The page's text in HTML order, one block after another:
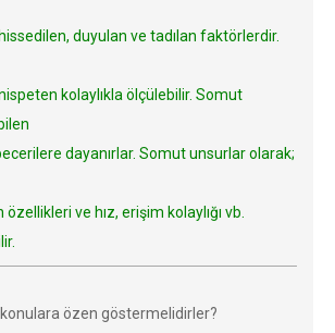
duyulan ve tadılan faktörlerdir.
kolaylıkla ölçülebilir. Somut
dayanırlar. Somut unsurlar olarak;
ve hız, erişim kolaylığı vb.
özen göstermelidirler?